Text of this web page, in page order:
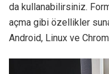
da kullanabilirsiniz.
açma gibi özellikler
Android, Linux ve